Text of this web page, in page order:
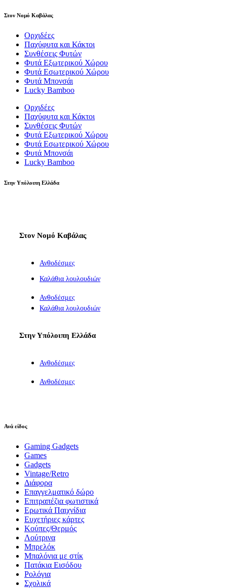
Στον Νομό Καβάλας
Ορχιδέες
Παχύφυτα και Κάκτοι
Συνθέσεις Φυτών
Φυτά Εξωτερικού Χώρου
Φυτά Εσωτερικού Χώρου
Φυτά Μπονσάι
Lucky Bamboo
Ορχιδέες
Παχύφυτα και Κάκτοι
Συνθέσεις Φυτών
Φυτά Εξωτερικού Χώρου
Φυτά Εσωτερικού Χώρου
Φυτά Μπονσάι
Lucky Bamboo
Στην Υπόλοιπη Ελλάδα
Στον Νομό Καβάλας
Ανθοδέσμες
Καλάθια λουλουδιών
Ανθοδέσμες
Καλάθια λουλουδιών
Στην Υπόλοιπη Ελλάδα
Ανθοδέσμες
Ανθοδέσμες
Ανά είδος
Gaming Gadgets
Games
Gadgets
Vintage/Retro
Διάφορα
Επαγγελματικό δώρο
Επιτραπέζια φωτιστικά
Ερωτικά Παιχνίδια
Ευχετήριες κάρτες
Κούπες/Θερμός
Λούτρινα
Μπρελόκ
Μπαλόνια με στίκ
Πατάκια Εισόδου
Ρολόγια
Σχολικά